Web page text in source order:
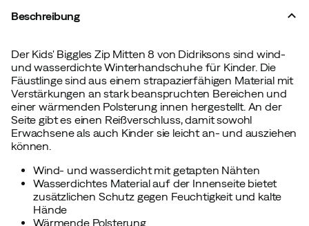
Beschreibung
Der Kids' Biggles Zip Mitten 8 von Didriksons sind wind-
und wasserdichte Winterhandschuhe für Kinder. Die
Fäustlinge sind aus einem strapazierfähigen Material mit
Verstärkungen an stark beanspruchten Bereichen und
einer wärmenden Polsterung innen hergestellt. An der
Seite gibt es einen Reißverschluss, damit sowohl
Erwachsene als auch Kinder sie leicht an- und ausziehen
können.
Wind- und wasserdicht mit getapten Nähten
Wasserdichtes Material auf der Innenseite bietet
zusätzlichen Schutz gegen Feuchtigkeit und kalte
Hände
Wärmende Polsterung